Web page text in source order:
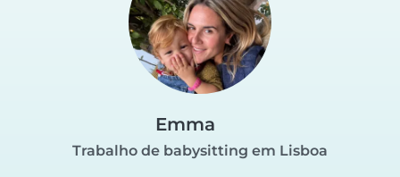
Emma
Trabalho de babysitting em Lisboa